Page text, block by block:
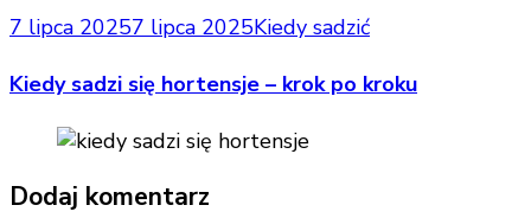
7 lipca 20257 lipca 2025Kiedy sadzić
Kiedy sadzi się hortensje – krok po kroku
Dodaj komentarz